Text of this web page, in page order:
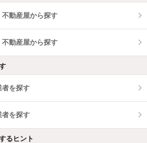
動産屋から探す
動産屋から探す
者を探す
者を探す
るヒント